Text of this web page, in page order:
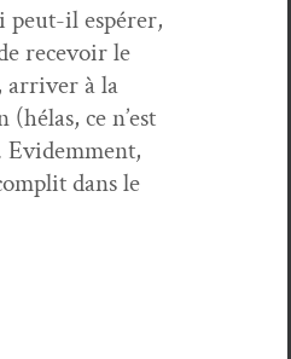
peut-il espér­er,
recevoir le
arriv­er à la
ce n’est
Evidem­ment,
dans le